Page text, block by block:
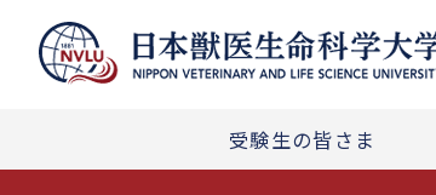
受験生の皆さま